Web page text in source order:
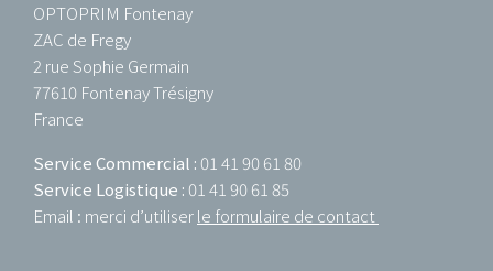
OPTOPRIM Fontenay
ZAC de Fregy
2 rue Sophie Germain
77610 Fontenay Trésigny
France
Service Commercial : 01 41 90 61 80
Service Logistique : 01 41 90 61 85
Email : merci d’utiliserle formulaire de contact